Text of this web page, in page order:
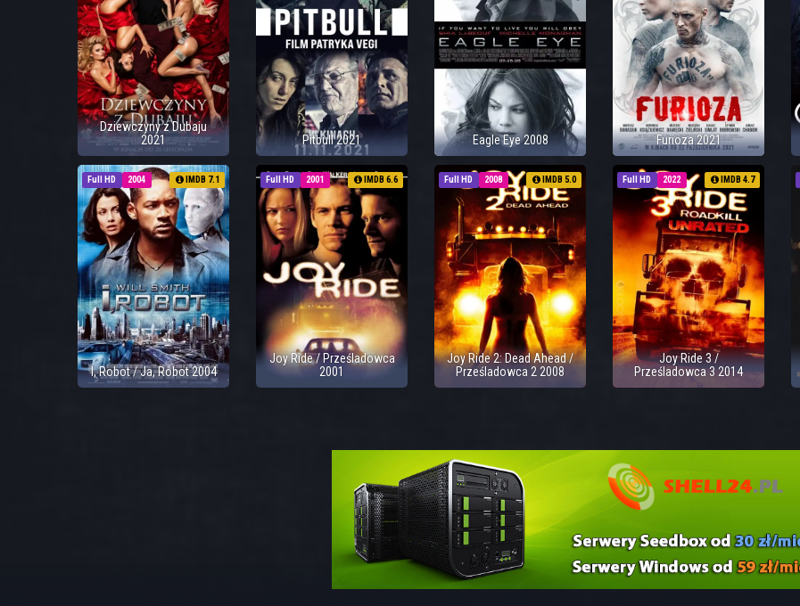
Dziewczyny z Dubaju
2021
Pitbull 2021 Eagle Eye 2008 Furioza 2021
Full HD 2004 IMDB 7.1
I, Robot / Ja, Robot 2004
Full HD 2001 IMDB 6.6
Joy Ride / Prześladowca
2001
Full HD 2008 IMDB 5.0
Joy Ride 2: Dead Ahead /
Prześladowca 2 2008
Full HD 2022 IMDB 4.7
Joy Ride 3 /
Prześladowca 3 2014